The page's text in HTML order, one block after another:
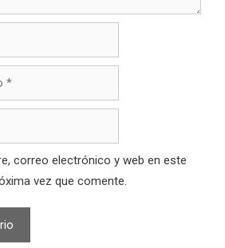
correo electrónico y web en este
vez que comente.